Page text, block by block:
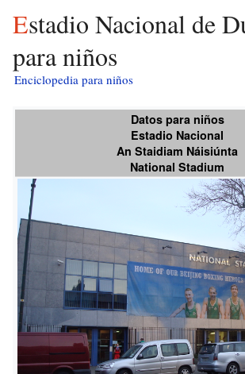
Estadio Nacional de Dublín
para niños
Enciclopedia para niños
Datos para niños
Estadio Nacional
An Staidiam Náisiúnta
National Stadium